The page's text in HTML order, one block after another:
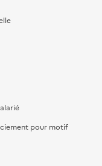
pour motif